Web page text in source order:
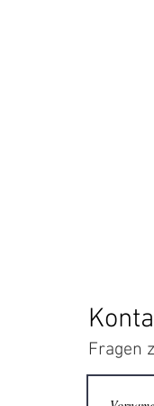
Fragen